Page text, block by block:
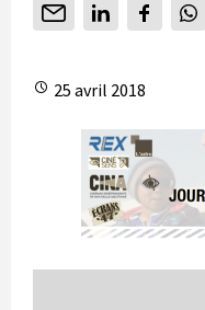
25 avril 2018